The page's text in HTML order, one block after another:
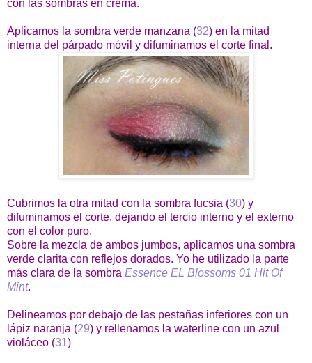
con las sombras en crema.
Aplicamos la sombra verde manzana (32) en la mitad
interna del párpado móvil y difuminamos el corte final.
Cubrimos la otra mitad con la sombra fucsia (30) y
difuminamos el corte, dejando el tercio interno y el externo
con el color puro.
Sobre la mezcla de ambos jumbos, aplicamos una sombra
verde clarita con reflejos dorados. Yo he utilizado la parte
más clara de la sombra Essence EL Blossoms 01 Hit Of
Mint.
Delineamos por debajo de las pestañas inferiores con un
lápiz naranja (29) y rellenamos la waterline con un azul
violáceo (31)